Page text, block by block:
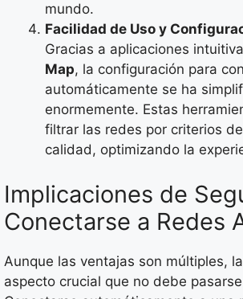
mundo.
Facilidad de Uso y
Gracias a aplicaciones
Map, la configuración para
automáticamente se ha
enormemente. Estas
filtrar las redes por criterios
calidad, optimizando la
Implicaciones de
Conectarse a Redes
Aunque las ventajas son múltiples,
aspecto crucial que no debe